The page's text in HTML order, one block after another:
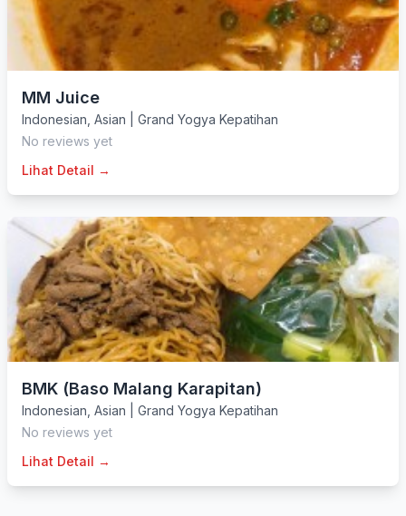
MM Juice
Indonesian Asian
Grand Yogya Kepatihan
No reviews yet
Lihat Detail →
BMK (Baso Malang Karapitan)
Indonesian Asian
Grand Yogya Kepatihan
No reviews yet
Lihat Detail →